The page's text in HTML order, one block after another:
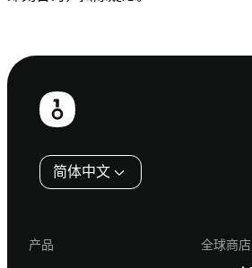
页
简体中文
产品
全球商店